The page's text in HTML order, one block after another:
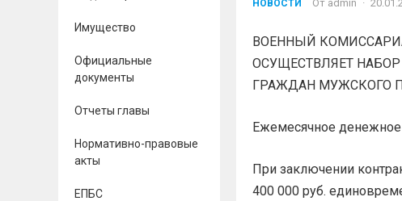
Имущество
Официальные
документы
Отчеты главы
Нормативно-правовые
акты
ЕПБС
НОВОСТИ От admin ·
ВОЕННЫЙ
ОСУЩЕСТВЛЯЕТ
ГРАЖДАН МУЖСКОГО
Ежемесячное денежное
При заключении
400 000 руб.